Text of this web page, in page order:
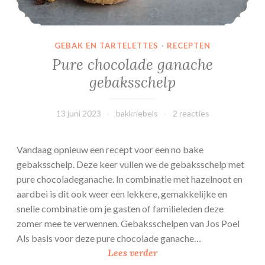
r
GEBAK EN TARTELETTES · RECEPTEN
Pure chocolade ganache
gebaksschelp
13 juni 2023 bakkriebels 2 reacties
Vandaag opnieuw een recept voor een no bake
gebaksschelp. Deze keer vullen we de gebaksschelp met
pure chocoladeganache. In combinatie met hazelnoot en
aardbei is dit ook weer een lekkere, gemakkelijke en
snelle combinatie om je gasten of familieleden deze
zomer mee te verwennen. Gebaksschelpen van Jos Poel
Als basis voor deze pure chocolade ganache…
Lees verderP